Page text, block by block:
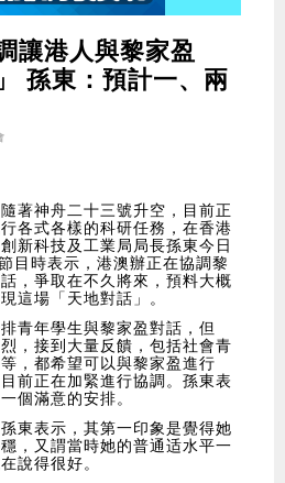
讓港人與黎家盈
孫東：預計一、兩
著神舟二十三號升空，目前正
各式各樣的科研任務，在香港
新科技及工業局局長孫東今日
目時表示，港澳辦正在協調黎
，爭取在不久將來，預料大概
這場「天地對話」。
青年學生與黎家盈對話，但
，接到大量反饋，包括社會青
，都希望可以與黎家盈進行
前正在加緊進行協調。孫東表
個滿意的安排。
東表示，其第一印象是覺得她
，又謂當時她的普通适水平一
說得很好。